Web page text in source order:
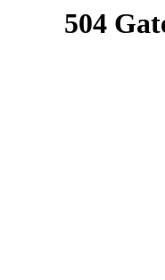
504